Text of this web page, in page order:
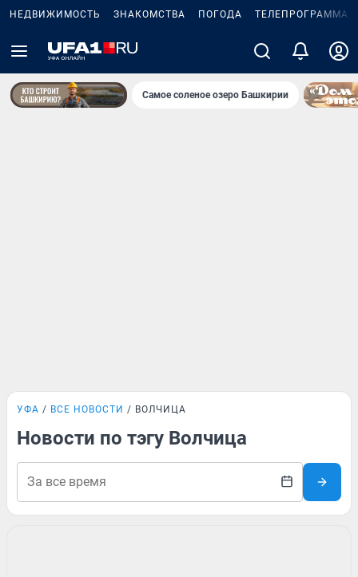
НЕДВИЖИМОСТЬ ЗНАКОМСТВА ПОГОДА ТЕЛЕПРОГРАММА
Самое соленое озеро Башкирии
УФА ВСЕ НОВОСТИ ВОЛЧИЦА
Новости по тэгу Волчица